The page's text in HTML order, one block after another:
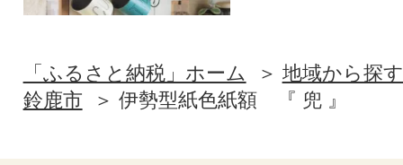
「ふるさと納税」ホーム
地域から探す
鈴鹿市
伊勢型紙色紙額 『 兜 』